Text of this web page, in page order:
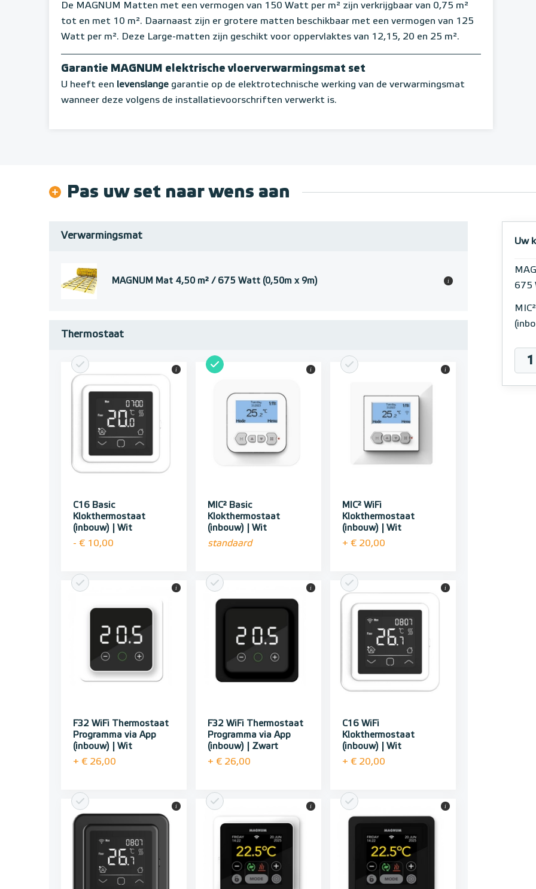
De MAGNUM Matten met een vermogen van 150 Watt per m² zijn verkrijgbaar van 0,75 m²
tot en met 10 m². Daarnaast zijn er grotere matten beschikbaar met een vermogen van 125
Watt per m². Deze Large-matten zijn geschikt voor oppervlaktes van 12,15, 20 en 25 m².
Garantie MAGNUM elektrische vloerverwarmingsmat set
U heeft een levenslange garantie op de elektrotechnische werking van de verwarmingsmat
wanneer deze volgens de installatievoorschriften verwerkt is.
Pas uw set naar wens aan
Verwarmingsmat
MAGNUM Mat 4,50 m² / 675 Watt (0,50m x 9m) i
Thermostaat
C16 Basic
Klokthermostaat
(inbouw) | Wit
- € 10,00
i
MIC² Basic
Klokthermostaat
(inbouw) | Wit
standaard
i
MIC² WiFi
Klokthermostaat
(inbouw) | Wit
+ € 20,00
i
F32 WiFi Thermostaat
Programma via App
(inbouw) | Wit
+ € 26,00
i
F32 WiFi Thermostaat
Programma via App
(inbouw) | Zwart
+ € 26,00
i
C16 WiFi
Klokthermostaat
(inbouw) | Wit
+ € 20,00
i
i i i
Uw
675